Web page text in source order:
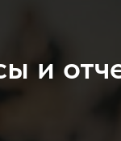
и